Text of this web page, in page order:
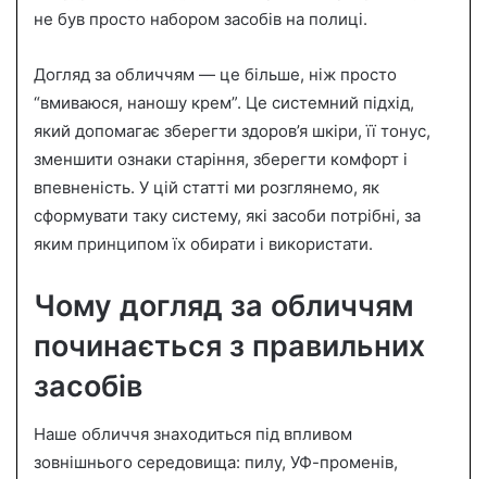
не був просто набором засобів на полиці.
Догляд за обличчям — це більше, ніж просто
“вмиваюся, наношу крем”. Це системний підхід,
який допомагає зберегти здоров’я шкіри, її тонус,
зменшити ознаки старіння, зберегти комфорт і
впевненість. У цій статті ми розглянемо, як
сформувати таку систему, які засоби потрібні, за
яким принципом їх обирати і використати.
Чому догляд за обличчям
починається з правильних
засобів
Наше обличчя знаходиться під впливом
зовнішнього середовища: пилу, УФ-променів,